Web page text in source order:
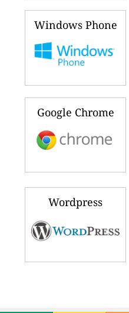
Windows Phone
Google Chrome
Wordpress